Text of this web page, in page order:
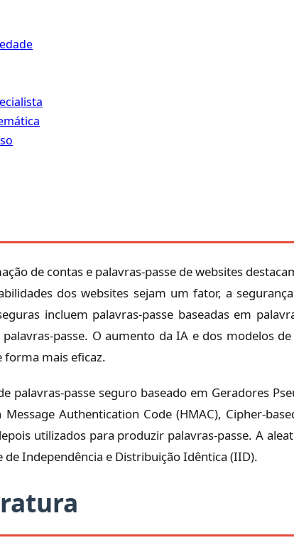
de contas e palavras-passe de websites
dos websites sejam um fator, a
incluem palavras-passe baseadas em
passe. O aumento da IA e dos modelos
forma mais eficaz.
palavras-passe seguro baseado em Geradores
Authentication Code (HMAC), Cipher-
utilizados para produzir palavras-passe. A
Independência e Distribuição Idêntica (IID).